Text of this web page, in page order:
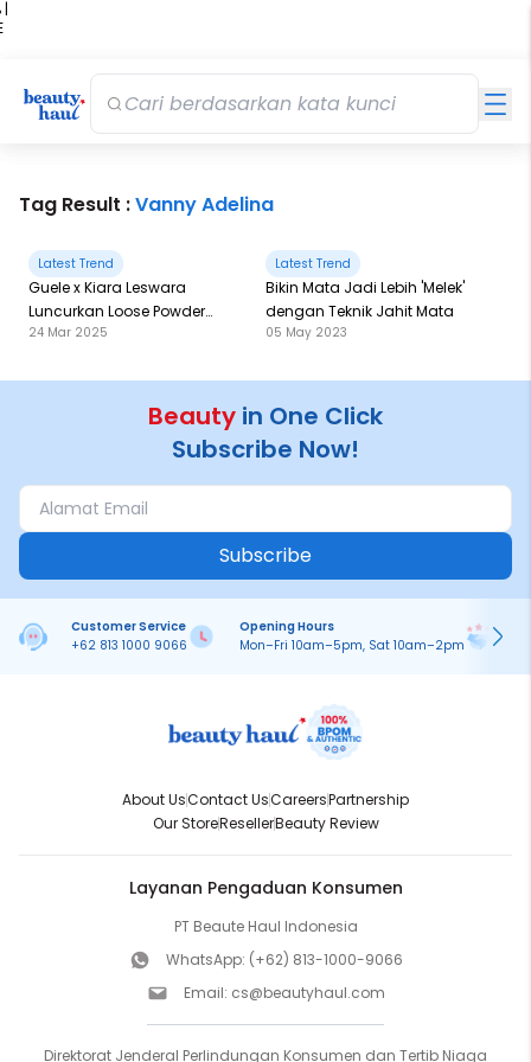
|
Tag Result :Vanny Adelina
Latest Trend
Guele x Kiara Leswara
Luncurkan Loose Powder
yang Bikin Wajah Jadi
24 Mar 2025
Latest Trend
Bikin Mata Jadi Lebih 'Melek'
dengan Teknik Jahit Mata
05 May 2023
Beauty in One Click
Subscribe Now!
Subscribe
Customer Service
+62 813 1000 9066
Opening Hours
Mon–Fri 10am–5pm, Sat 10am–2pm
About UsContact UsCareersPartnership
Our StoreResellerBeauty Review
Layanan Pengaduan Konsumen
PT Beaute Haul Indonesia
WhatsApp: (+62) 813-1000-9066
Email: cs@beautyhaul.com
Direktorat Jenderal Perlindungan Konsumen dan Tertib Niaga